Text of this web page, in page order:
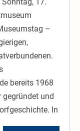
–
bereits 1968
gegründet und
In